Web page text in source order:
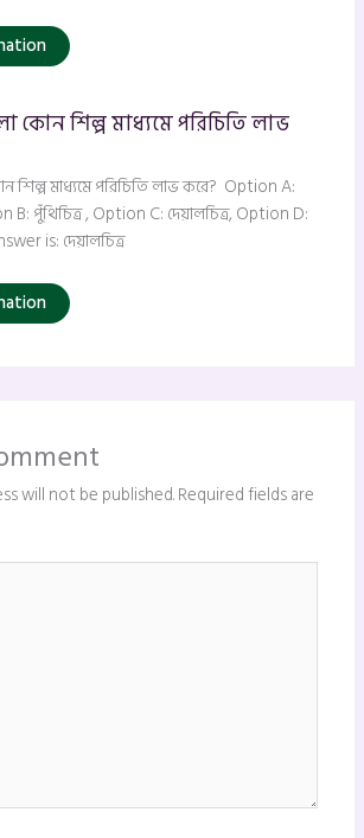
কোন শিল্প মাধ্যমে পরিচিতি লাভ
শিল্প মাধ্যমে পরিচিতি লাভ করে? Option A:
B: পুঁথিচিত্র , Option C: দেয়ালচিত্র, Option D:
is: দেয়ালচিত্র
will not be published.Required fields are